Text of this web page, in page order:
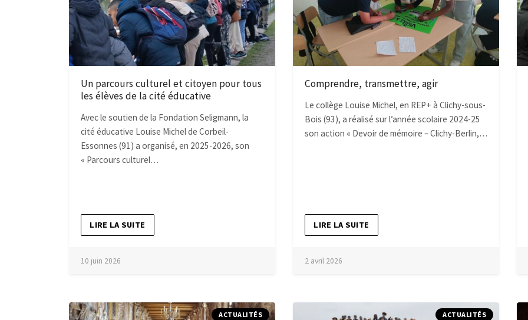
Un parcours culturel et citoyen pour tous
les élèves de la cité éducative
Avec le soutien de la Fondation Seligmann, la
cité éducative Louise Michel de Corbeil-
Essonnes (91) a organisé, en 2025-2026, son
« Parcours culturel…
LIRE LA SUITE
10 juin 2026
Comprendre, transmettre, agir
Le collège Louise Michel, en REP+ à Clichy-sous-
Bois (93), a réalisé sur l’année scolaire 2024-25
son action « Devoir de mémoire – Clichy-Berlin,…
LIRE LA SUITE
2 avril 2026
ACTUALITÉS ACTUALITÉS